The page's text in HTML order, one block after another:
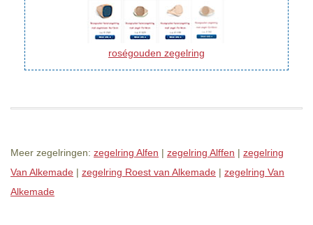
roségouden zegelring
Meer zegelringen: zegelring Alfen | zegelring Alffen | zegelring
Van Alkemade | zegelring Roest van Alkemade | zegelring Van
Alkemade